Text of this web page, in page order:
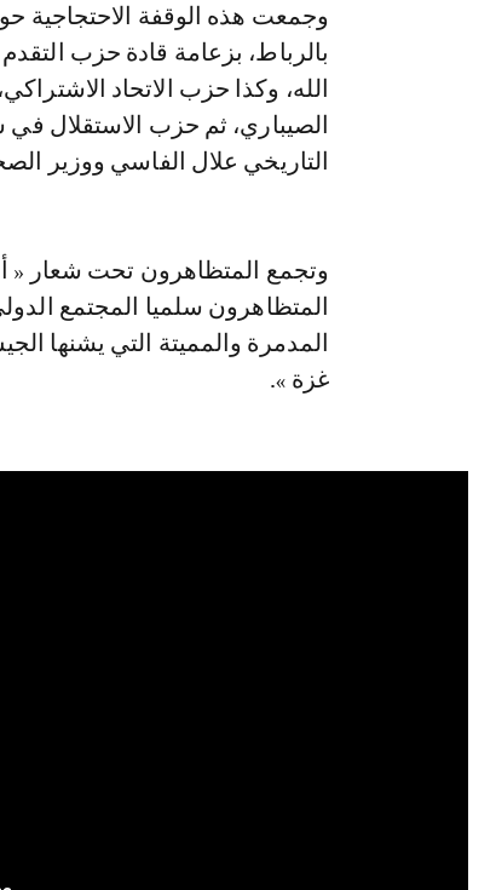
وجمعت هذه الوقفة الاحتجاجية حوالي 200 شخص أمام السفارة الفلسطينية
بالرباط، بزعامة قادة حزب
الله، وكذا حزب الاتحاد
الصيباري، ثم حزب الاستقلال
التاريخي علال الفاسي ووزير
وتجمع المتظاهرون تحت شعار «
المتظاهرون سلميا المجتمع
المدمرة والمميتة التي يشنها
غزة ».